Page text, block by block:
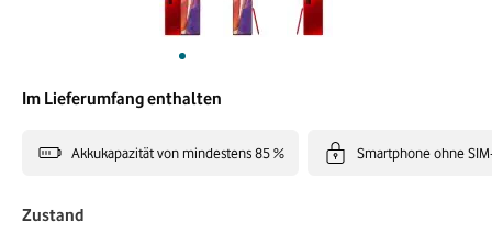
Im Lieferumfang enthalten
Akkukapazität von mindestens 85 % Smartphone ohne
Zustand